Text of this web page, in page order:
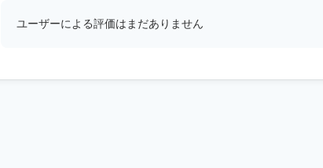
ユーザーによる評価はまだありません